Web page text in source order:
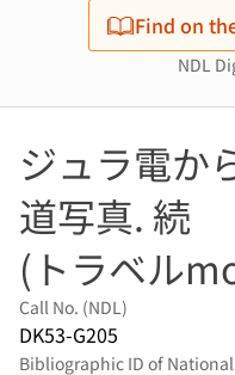
Find on
NDL
ジュラ電か
道写真. 続
(トラベル
Call No. (NDL)
DK53-G205
Bibliographic ID of